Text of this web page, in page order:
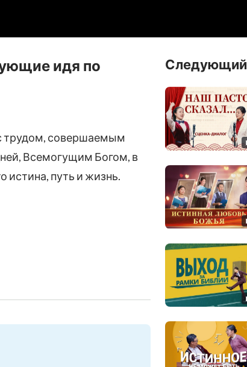
идя по
трудом, совершаемым
Всемогущим Богом, в
истина, путь и жизнь.
Следующий